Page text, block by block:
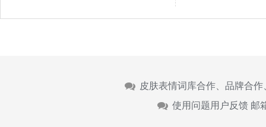
皮肤表情词库合作、品牌合
使用问题用户反馈 邮